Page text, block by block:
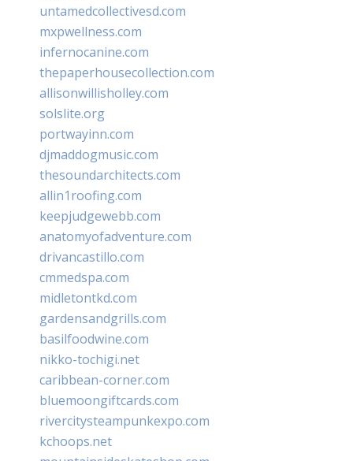
untamedcollectivesd.com
mxpwellness.com
infernocanine.com
thepaperhousecollection.com
allisonwillisholley.com
solslite.org
portwayinn.com
djmaddogmusic.com
thesoundarchitects.com
allin1roofing.com
keepjudgewebb.com
anatomyofadventure.com
drivancastillo.com
cmmedspa.com
midletontkd.com
gardensandgrills.com
basilfoodwine.com
nikko-tochigi.net
caribbean-corner.com
bluemoongiftcards.com
rivercitysteampunkexpo.com
kchoops.net